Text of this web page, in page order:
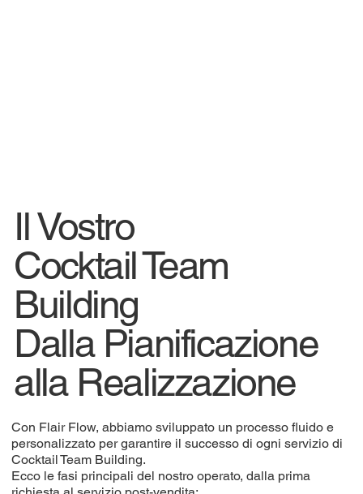
Il Vostro
Cocktail Team
Building
Dalla Pianificazione
alla Realizzazione
Con Flair Flow, abbiamo sviluppato un processo fluido e
personalizzato per garantire il successo di ogni servizio di
Cocktail Team Building.
Ecco le fasi principali del nostro operato, dalla prima